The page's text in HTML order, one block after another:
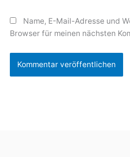
Name, E-Mail-Adresse und
Browser für meinen nächsten